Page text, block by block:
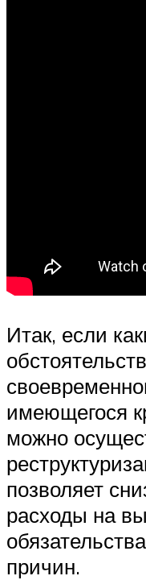
Итак, если
имеющегося
можно
позволяет
расходы на
причин.